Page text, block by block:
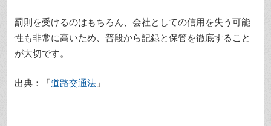
罰則を受けるのはもちろん、会社としての信用を失う可能
性も非常に高いため、普段から記録と保管を徹底すること
が大切です。
出典：「道路交通法 」